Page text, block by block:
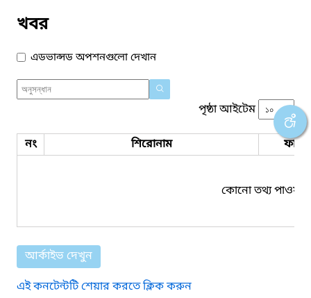
খবর
এডভান্সড অপশনগুলো দেখান
পৃষ্ঠা আইটেম
নং শিরোনাম ফাইল
কোনো তথ্য পাওয়া
আর্কাইভ দেখুন
এই কনটেন্টটি শেয়ার করতে ক্লিক করুন